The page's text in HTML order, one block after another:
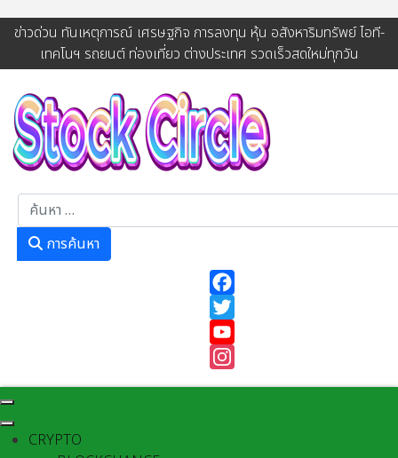
ข่าวด่วน ทันเหตุการณ์ เศรษฐกิจ การลงทุน หุ้น อสังหาริมทรัพย์ ไอที-
เทคโนฯ รถยนต์ ท่องเที่ยว ต่างประเทศ รวดเร็วสดใหม่ทุกวัน
การค้นหา
Instagram
CRYPTO